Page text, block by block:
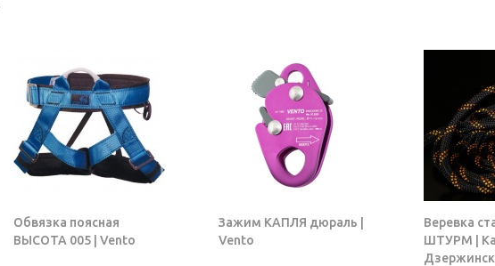
Обвязка поясная
ВЫСОТА 005 | Vento
Зажим КАПЛЯ дюраль |
Vento
Веревка
ШТУРМ |
Дзержинск